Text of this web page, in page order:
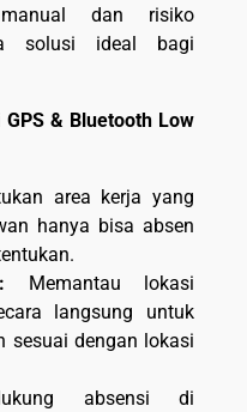
manual dan risiko
solusi ideal bagi
& Bluetooth Low
area kerja yang
hanya bisa absen
Memantau lokasi
langsung untuk
sesuai dengan lokasi
absensi di